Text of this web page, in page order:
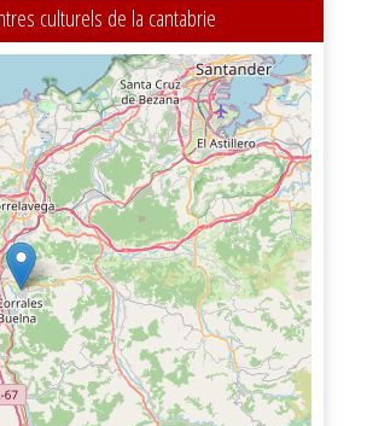
culturels de la cantabrie